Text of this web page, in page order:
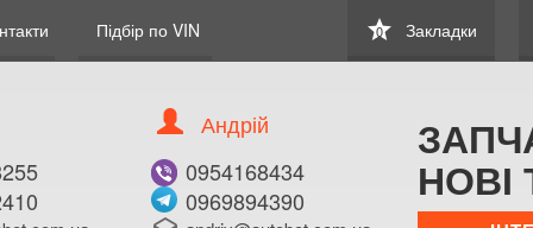
Підбір по VIN star
0 Закладки
Андрій
0954168434
0969894390
НОВІ
В ЗАКЛАДКИ КУПИТИ